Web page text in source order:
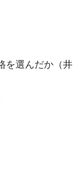
を選んだか（井